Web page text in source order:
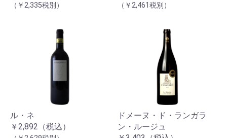
（￥2,335税別） （￥2,461税別）
ル・ネ
￥2,892（税込）
ドメーヌ・ド・ランガラ
ン・ルージュ